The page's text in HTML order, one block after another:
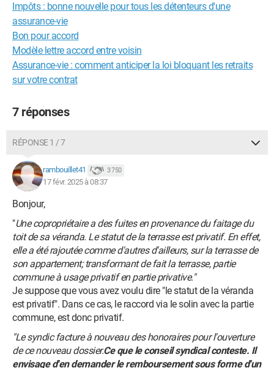
Impôts : bonne nouvelle pour tous les détenteurs d'une
assurance-vie
Bon pour accord
Modèle lettre accord entre voisin
Assurance-vie : comment anticiper la loi bloquant les retraits
sur votre contrat
7 réponses
RÉPONSE 1 / 7
rambouillet41 3 750
17 févr. 2025 à 08:37
Bonjour,
"Une copropriétaire a des fuites en provenance du faitage du
toit de sa véranda. Le statut de la terrasse est privatif. En effet,
elle a été rajoutée comme d'autres d'ailleurs, sur la terrasse de
son appartement; transformant de fait la terrasse, partie
commune à usage privatif en partie privative."
Je suppose que vous avez voulu dire "le statut de la véranda
est privatif". Dans ce cas, le raccord via le solin avec la partie
commune, est donc privatif.
"Le syndic facture à nouveau des honoraires pour l'ouverture
de ce nouveau dossier.Ce que le conseil syndical conteste. Il
envisage d'en demander le remboursement sous forme d'un